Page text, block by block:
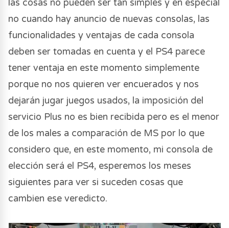
las cosas no pueden ser tan simples y en especial
no cuando hay anuncio de nuevas consolas, las
funcionalidades y ventajas de cada consola
deben ser tomadas en cuenta y el PS4 parece
tener ventaja en este momento simplemente
porque no nos quieren ver encuerados y nos
dejarán jugar juegos usados, la imposición del
servicio Plus no es bien recibida pero es el menor
de los males a comparación de MS por lo que
considero que, en este momento, mi consola de
elección será el PS4, esperemos los meses
siguientes para ver si suceden cosas que
cambien ese veredicto.